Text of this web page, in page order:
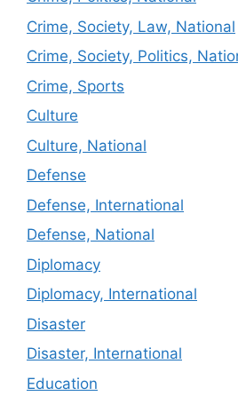
Crime, Society, Law, National
Crime, Society, Politics,
Crime, Sports
Culture
Culture, National
Defense
Defense, International
Defense, National
Diplomacy
Diplomacy, International
Disaster
Disaster, International
Education